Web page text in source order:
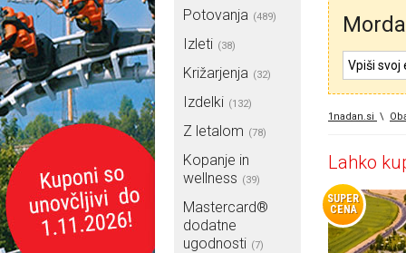
Potovanja (489)
Izleti (38)
Križarjenja (32)
Izdelki (132)
Z letalom (78)
Kopanje in
wellness (39)
Mastercard®
dodatne
ugodnosti (7)
1nadan.si \
Lahko
SUPER
CENA